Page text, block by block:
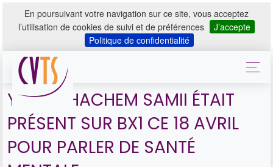
En poursuivant votre navigation sur ce site, vous acceptez
l’utilisation de cookies de suivi et de préférences
J’accepte
Politique de confidentialité
YAHYÂ HACHEM SAMII ÉTAIT
PRÉSENT SUR BX1 CE 18 AVRIL
POUR PARLER DE SANTÉ